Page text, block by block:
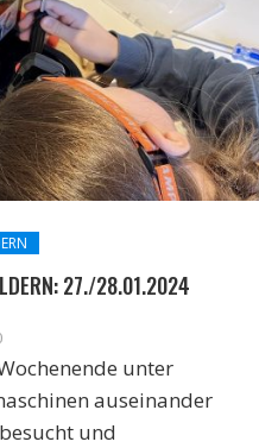
27./28.01.2024
unter
auseinander
und